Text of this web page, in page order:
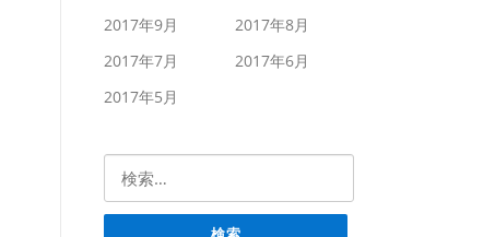
2017年9月
2017年8月
2017年7月
2017年6月
2017年5月
検索: